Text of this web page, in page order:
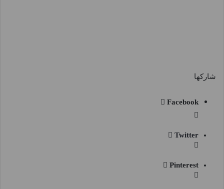
شاركها
Facebook
Twitter
Pinterest